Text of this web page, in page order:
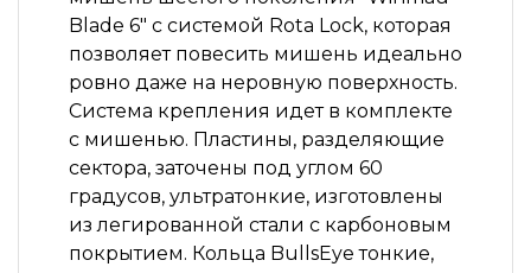
Blade 6" с системой Rota Lock, которая
позволяет повесить мишень идеально
ровно даже на неровную поверхность.
Система крепления идет в комплекте
с мишенью. Пластины, разделяющие
сектора, заточены под углом 60
градусов, ультратонкие, изготовлены
из легированной стали с карбоновым
покрытием. Кольца BullsEye тонкие,